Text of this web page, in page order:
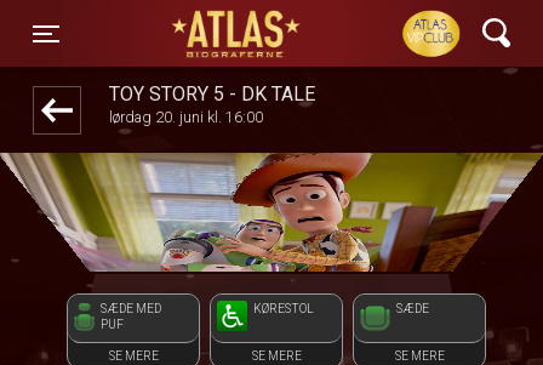
Toggle navigation
ATLAS Biograferne
TOY STORY 5 - DK TALE
lørdag 20. juni kl. 16:00
SÆDE MED
PUF
SE MERE
KØRESTOL
SE MERE
SÆDE
SE MERE
1step-front02 063354